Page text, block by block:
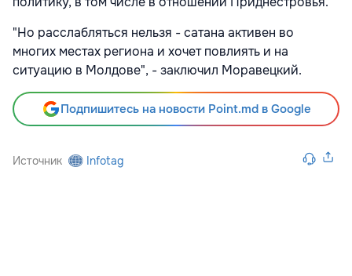
"Но расслабляться нельзя - сатана активен во
многих местах региона и хочет повлиять и на
ситуацию в Молдове", - заключил Моравецкий.
Подпишитесь на новости Point.md в Google
Источник Infotag